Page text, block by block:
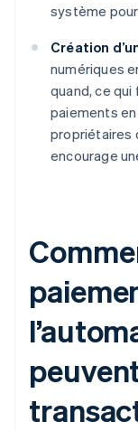
système
Création
numériques
quand, ce
paiements
propriétaires
encourage